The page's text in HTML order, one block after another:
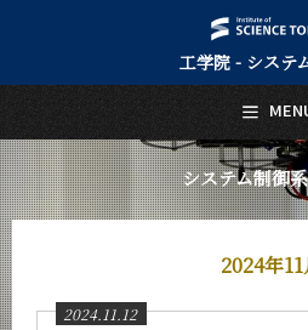
工学院 - システ
システム制御
2024年11
2024.11.12
日本語
トップページ
Top Page
システム制御系について
About Us